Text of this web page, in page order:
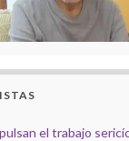
el trabajo